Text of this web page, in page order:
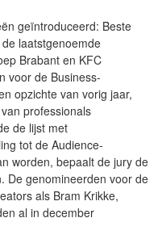
geïntroduceerd: Beste
laatstgenoemde
Brabant en KFC
voor de Business-
opzichte van vorig jaar,
professionals
de lijst met
tot de Audience-
worden, bepaalt de jury de
De genomineerden voor de
als Bram Krikke,
al in december